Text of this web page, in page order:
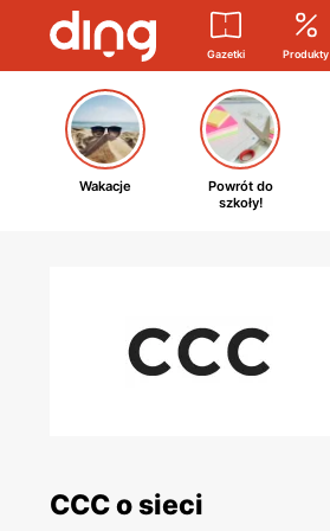
Gazetki Produkty
Wakacje
Powrót do
szkoły!
CCC o sieci